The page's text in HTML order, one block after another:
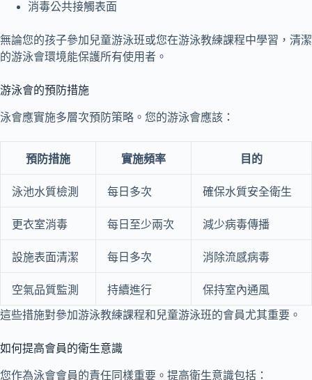
消毒公共接觸表面
無論您的孩子參加兒童游泳班或您在游泳教練課程中學習，清潔
的游泳會環境能保護所有使用者。
游泳會的預防措施
泳會應實施多層次預防策略。您的游泳會應該：
預防措施 實施頻率 目的
泳池水質檢測 每日多次 確保水質安全衛生
更衣室消毒 每日至少兩次 減少病毒傳播
設施表面清潔 每日多次 消除流感病毒
空氣品質監測 持續進行 保持室內通風
這些措施對參加游泳教練課程和兒童游泳班的會員尤其重要。
如何提高會員的衛生意識
您作為泳會會員的責任同樣重要。提高衛生意識包括：